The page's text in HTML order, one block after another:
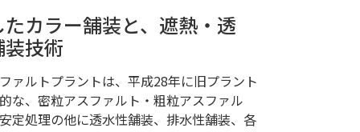
カラー舗装と、遮熱・透
技術
ァルトプラントは、平成28年に旧プラント
な、密粒アスファルト・粗粒アスファル
定処理の他に透水性舗装、排水性舗装、各